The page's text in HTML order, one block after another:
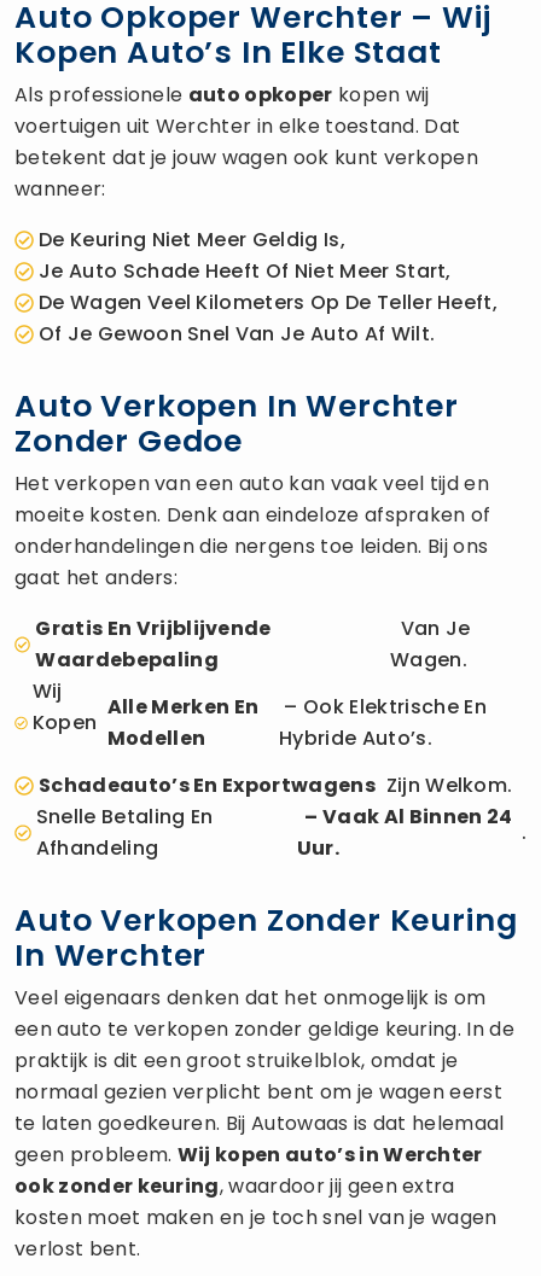
Auto Opkoper Werchter – Wij
Kopen Auto’s In Elke Staat
Als professionele auto opkoper kopen wij
voertuigen uit Werchter in elke toestand. Dat
betekent dat je jouw wagen ook kunt verkopen
wanneer:
De Keuring Niet Meer Geldig Is,
Je Auto Schade Heeft Of Niet Meer Start,
De Wagen Veel Kilometers Op De Teller Heeft,
Of Je Gewoon Snel Van Je Auto Af Wilt.
Auto Verkopen In Werchter
Zonder Gedoe
Het verkopen van een auto kan vaak veel tijd en
moeite kosten. Denk aan eindeloze afspraken of
onderhandelingen die nergens toe leiden. Bij ons
gaat het anders:
Gratis En Vrijblijvende
Waardebepaling
Van Je
Wagen.
Wij
Kopen
Alle Merken En
Modellen
– Ook Elektrische En
Hybride Auto’s.
Schadeauto’s En ExportwagensZijn Welkom.
Snelle Betaling En
Afhandeling
– Vaak Al Binnen 24
Uur.
.
Auto Verkopen Zonder Keuring
In Werchter
Veel eigenaars denken dat het onmogelijk is om
een auto te verkopen zonder geldige keuring. In de
praktijk is dit een groot struikelblok, omdat je
normaal gezien verplicht bent om je wagen eerst
te laten goedkeuren. Bij Autowaas is dat helemaal
geen probleem. Wij kopen auto’s in Werchter
ook zonder keuring, waardoor jij geen extra
kosten moet maken en je toch snel van je wagen
verlost bent.